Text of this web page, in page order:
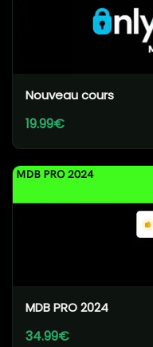
Nouveau cours
19.99€
MDB PRO 2024
34.99€